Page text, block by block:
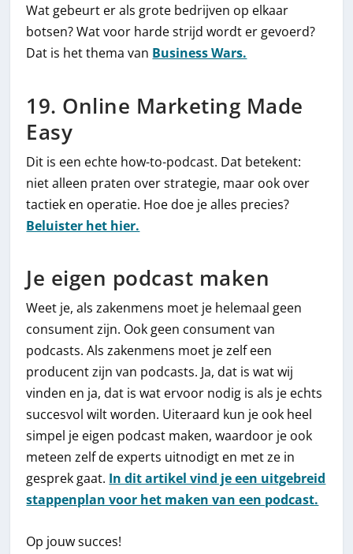
Wat gebeurt er als grote bedrijven op elkaar
botsen? Wat voor harde strijd wordt er gevoerd?
Dat is het thema van Business Wars.
19. Online Marketing Made
Easy
Dit is een echte how-to-podcast. Dat betekent:
niet alleen praten over strategie, maar ook over
tactiek en operatie. Hoe doe je alles precies?
Beluister het hier.
Je eigen podcast maken
Weet je, als zakenmens moet je helemaal geen
consument zijn. Ook geen consument van
podcasts. Als zakenmens moet je zelf een
producent zijn van podcasts. Ja, dat is wat wij
vinden en ja, dat is wat ervoor nodig is als je echts
succesvol wilt worden. Uiteraard kun je ook heel
simpel je eigen podcast maken, waardoor je ook
meteen zelf de experts uitnodigt en met ze in
gesprek gaat. In dit artikel vind je een uitgebreid
stappenplan voor het maken van een podcast.
Op jouw succes!